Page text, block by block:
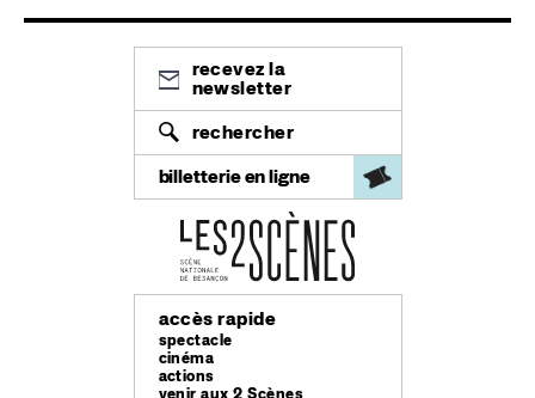
recevez la
newsletter
rechercher
billetterie en ligne
accès rapide
spectacle
cinéma
actions
venir aux 2 Scènes